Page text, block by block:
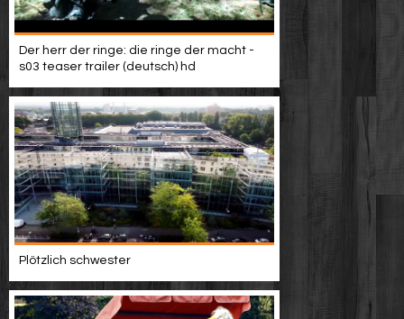
Der herr der ringe: die ringe der macht -
s03 teaser trailer (deutsch) hd
Plötzlich schwester